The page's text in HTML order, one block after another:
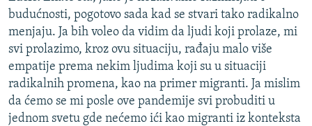
budućnosti, pogotovo sada kad se stvari tako radikalno
menjaju. Ja bih voleo da vidim da ljudi koji prolaze, mi
svi prolazimo, kroz ovu situaciju, rađaju malo više
empatije prema nekim ljudima koji su u situaciji
radikalnih promena, kao na primer migranti. Ja mislim
da ćemo se mi posle ove pandemije svi probuditi u
jednom svetu gde nećemo ići kao migranti iz konteksta